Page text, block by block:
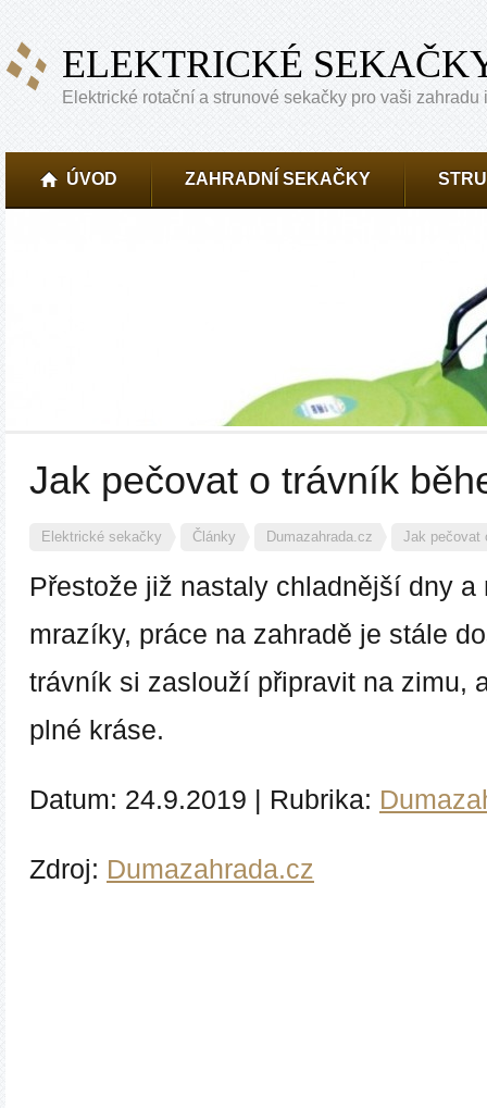
ELEKTRICKÉ
Elektrické rotační a strunové sekačky pro vaši zahradu
ÚVOD ZAHRADNÍ SEKAČKY
Jak pečovat o trávník
Elektrické sekačky Články Dumazahrada.cz Jak pečovat
Přestože již nastaly chladnější dny
mrazíky, práce na zahradě je stále
trávník si zaslouží připravit na zimu,
plné kráse.
Datum: 24.9.2019 | Rubrika:
Zdroj: Dumazahrada.cz